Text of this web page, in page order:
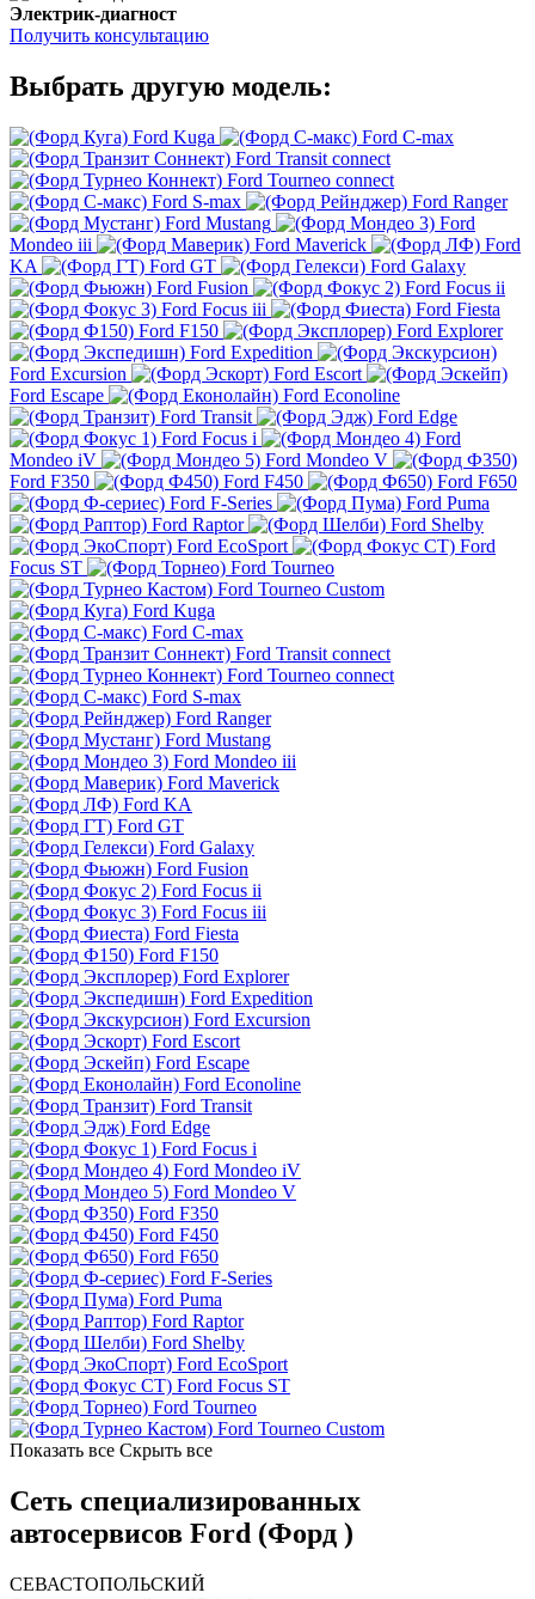
Электрик-диагност
Получить консультацию
Выбрать другую модель:
Ford Kuga
Ford C-max
Ford Transit connect
Ford Tourneo connect
Ford S-max
Ford Ranger
Ford Mustang
Ford
Mondeo iii
Ford Maverick
Ford
KA
Ford GT
Ford Galaxy
Ford Fusion
Ford Focus ii
Ford Focus iii
Ford Fiesta
Ford F150
Ford Explorer
Ford Expedition
Ford Excursion
Ford Escort
Ford Escape
Ford Econoline
Ford Transit
Ford Edge
Ford Focus i
Ford
Mondeo iV
Ford Mondeo V
Ford F350
Ford F450
Ford F650
Ford F-Series
Ford Puma
Ford Raptor
Ford Shelby
Ford EcoSport
Ford
Focus ST
Ford Tourneo
Ford Tourneo Custom
Ford Kuga
Ford C-max
Ford Transit connect
Ford Tourneo connect
Ford S-max
Ford Ranger
Ford Mustang
Ford Mondeo iii
Ford Maverick
Ford KA
Ford GT
Ford Galaxy
Ford Fusion
Ford Focus ii
Ford Focus iii
Ford Fiesta
Ford F150
Ford Explorer
Ford Expedition
Ford Excursion
Ford Escort
Ford Escape
Ford Econoline
Ford Transit
Ford Edge
Ford Focus i
Ford Mondeo iV
Ford Mondeo V
Ford F350
Ford F450
Ford F650
Ford F-Series
Ford Puma
Ford Raptor
Ford Shelby
Ford EcoSport
Ford Focus ST
Ford Tourneo
Ford Tourneo Custom
Показать все Скрыть все
Сеть специализированных
автосервисов Ford (Форд )
СЕВАСТОПОЛЬСКИЙ